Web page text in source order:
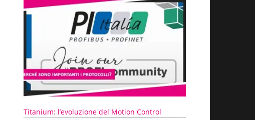
Titanium: l’evoluzione del Motion Control